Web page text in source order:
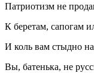
Патриотизм не
К беретам, сапогам
И коль вам стыдно
Вы, батенька, не